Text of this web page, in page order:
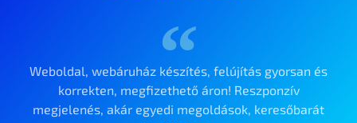
Weboldal, webáruház készítés, felújítás gyorsan és
korrekten, megfizethető áron! Reszponzív
megjelenés, akár egyedi megoldások, keresőbarát